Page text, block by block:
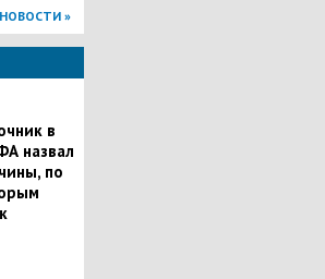
»
в
назвал
по